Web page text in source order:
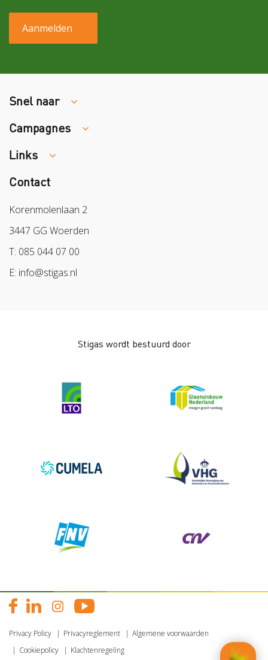
Snel naar
Traumaopvang
Melden van een arbeidsongeval
Campagnes
Week van de Teek
Veilig vrijwilligerswerk in het groen
Werken aan morgen
Links
Colland
Sazas
BPL
Arbeidsmarkt
Contact
Korenmolenlaan 2
3447 GG Woerden
T: 085 044 07 00
E: info@stigas.nl
Stigas wordt bestuurd door
Privacy Policy Privacyreglement
Algemene voorwaarden
Cookiepolicy
Klachtenregeling